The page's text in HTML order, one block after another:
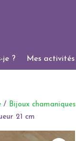
je ? Mes activités
/ Bijoux chamaniques
21 cm